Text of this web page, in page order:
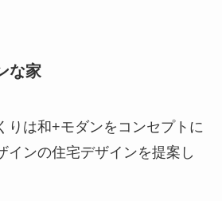
な家
りは和+モダンをコンセプトに
インの住宅デザインを提案し